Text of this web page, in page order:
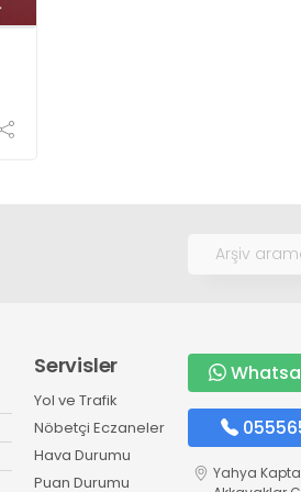
Servisler
Yol ve Trafik
Nöbetçi Eczaneler
Hava Durumu
Puan Durumu
Yahya